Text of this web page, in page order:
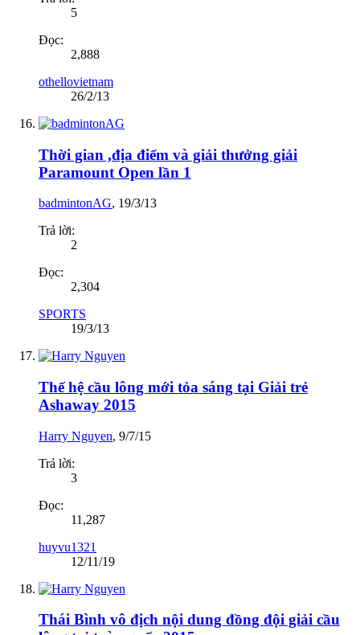
5
Đọc:
2,888
othellovietnam
26/2/13
Thời gian ,địa điểm và giải thưởng giải
Paramount Open lần 1
badmintonAG, 19/3/13
Trả lời:
2
Đọc:
2,304
SPORTS
19/3/13
Thế hệ cầu lông mới tỏa sáng tại Giải trẻ
Ashaway 2015
Harry Nguyen, 9/7/15
Trả lời:
3
Đọc:
11,287
huyvu1321
12/11/19
Thái Bình vô địch nội dung đồng đội giải cầu